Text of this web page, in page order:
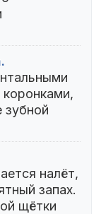
зубной
налёт,
запах.
щётки